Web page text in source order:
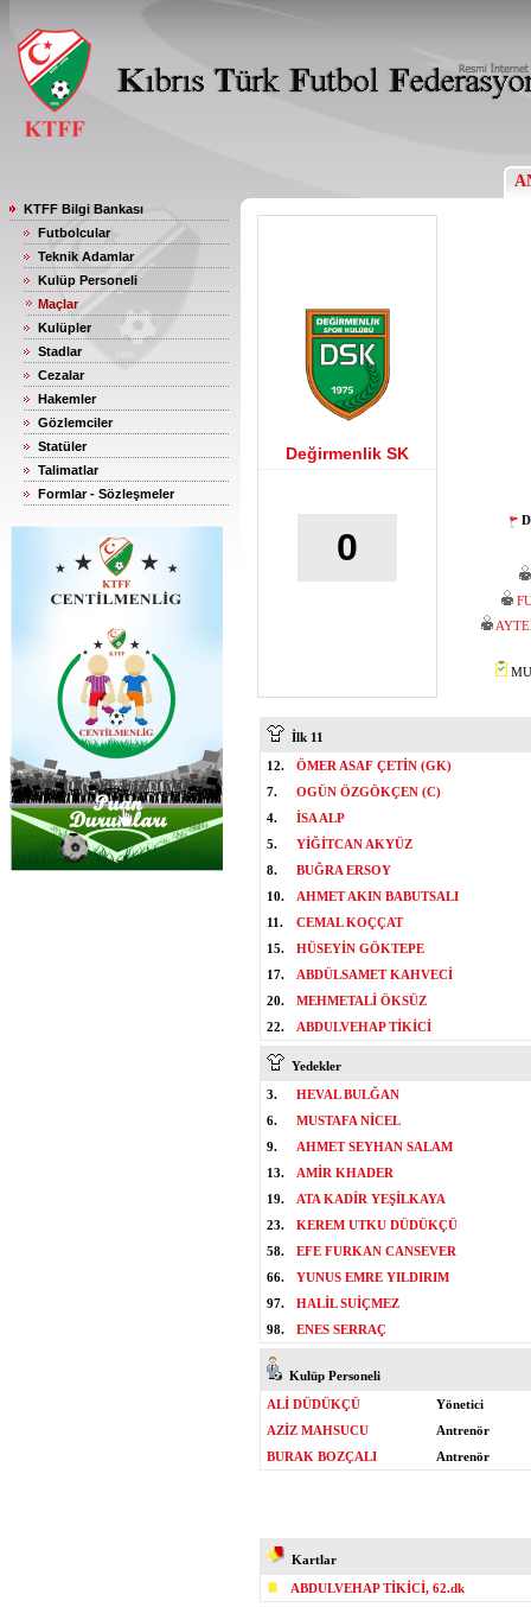
KTFF Bilgi Bankası
Futbolcular
Teknik Adamlar
Kulüp Personeli
Maçlar
Kulüpler
Stadlar
Cezalar
Hakemler
Gözlemciler
Statüler
Talimatlar
Formlar - Sözleşmeler
Değirmenlik SK
0
İlk 11
12.
ÖMER ASAF ÇETİN (GK)
7.
OGÜN ÖZGÖKÇEN (C)
4.
İSA ALP
5.
YİĞİTCAN AKYÜZ
8.
BUĞRA ERSOY
10.
AHMET AKIN BABUTSALI
11.
CEMAL KOÇÇAT
15.
HÜSEYİN GÖKTEPE
17.
ABDÜLSAMET KAHVECİ
20.
MEHMETALİ ÖKSÜZ
22.
ABDULVEHAP TİKİCİ
Yedekler
3.
HEVAL BULĞAN
6.
MUSTAFA NİCEL
9.
AHMET SEYHAN SALAM
13.
AMİR KHADER
19.
ATA KADİR YEŞİLKAYA
23.
KEREM UTKU DÜDÜKÇÜ
58.
EFE FURKAN CANSEVER
66.
YUNUS EMRE YILDIRIM
97.
HALİL SUİÇMEZ
98.
ENES SERRAÇ
Kulüp Personeli
ALİ DÜDÜKÇÜ
Yönetici
AZİZ MAHSUCU
Antrenör
BURAK BOZÇALI
Antrenör
Kartlar
ABDULVEHAP TİKİCİ, 62.dk